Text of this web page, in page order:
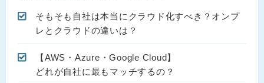
そもそも自社は本当にクラウド化すべき？オンプ
レとクラウドの違いは？
【AWS・Azure・Google Cloud】
どれが自社に最もマッチするの？